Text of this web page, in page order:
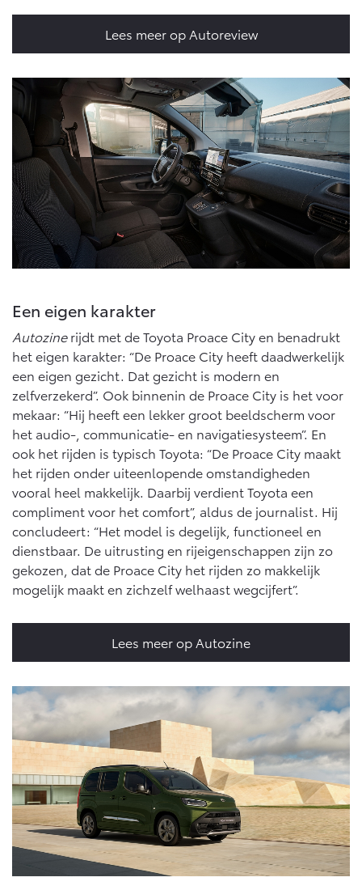
Lees meer op Autoreview
Een eigen karakter
Autozinerijdt met de Toyota Proace City en benadrukt
het eigen karakter: “De Proace City heeft daadwerkelijk
een eigen gezicht. Dat gezicht is modern en
zelfverzekerd”. Ook binnenin de Proace City is het voor
mekaar: “Hij heeft een lekker groot beeldscherm voor
het audio-, communicatie- en navigatiesysteem”. En
ook het rijden is typisch Toyota: “De Proace City maakt
het rijden onder uiteenlopende omstandigheden
vooral heel makkelijk. Daarbij verdient Toyota een
compliment voor het comfort”, aldus de journalist. Hij
concludeert: “Het model is degelijk, functioneel en
dienstbaar. De uitrusting en rijeigenschappen zijn zo
gekozen, dat de Proace City het rijden zo makkelijk
mogelijk maakt en zichzelf welhaast wegcijfert”.
Lees meer op Autozine